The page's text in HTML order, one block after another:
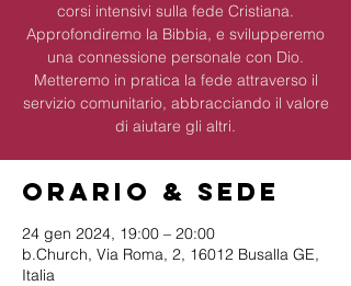
corsi intensivi sulla fede Cristiana.
Approfondiremo la Bibbia, e svilupperemo
una connessione personale con Dio.
Metteremo in pratica la fede attraverso il
servizio comunitario, abbracciando il valore
di aiutare gli altri.
Orario & Sede
24 gen 2024, 19:00 – 20:00
b.Church, Via Roma, 2, 16012 Busalla GE,
Italia